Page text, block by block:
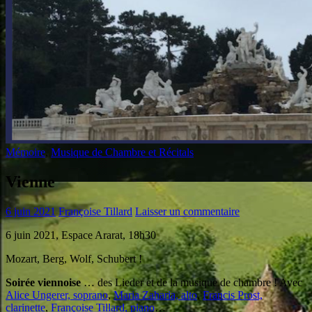
Mémoire Musique de Chambre et Récitals
Vienne
6 juin 2021 Françoise Tillard Laisser un commentaire
6 juin 2021, Espace Ararat, 18h30
Mozart, Berg, Wolf, Schubert !
Soirée viennoise … des Lieder et de la musique de chambre ! Avec
Alice Ungerer, soprano,Maria Zaharia, alto,Francis Prost,
clarinette, Françoise Tillard, piano…